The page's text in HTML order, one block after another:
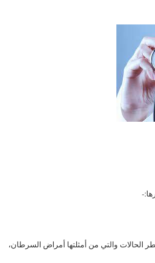
الحالات والتي من أمثلتها أمراض السرطان،